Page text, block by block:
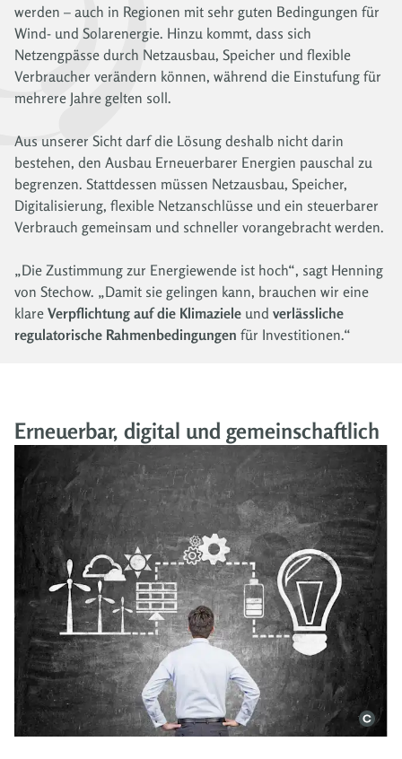
werden – auch in Regionen mit sehr guten Bedingungen für
Wind- und Solarenergie. Hinzu kommt, dass sich
Netzengpässe durch Netzausbau, Speicher und flexible
Verbraucher verändern können, während die Einstufung für
mehrere Jahre gelten soll.
Aus unserer Sicht darf die Lösung deshalb nicht darin
bestehen, den Ausbau Erneuerbarer Energien pauschal zu
begrenzen. Stattdessen müssen Netzausbau, Speicher,
Digitalisierung, flexible Netzanschlüsse und ein steuerbarer
Verbrauch gemeinsam und schneller vorangebracht werden.
„Die Zustimmung zur Energiewende ist hoch“, sagt Henning
von Stechow. „Damit sie gelingen kann, brauchen wir eine
klare Verpflichtung auf die Klimaziele und verlässliche
regulatorische Rahmenbedingungen für Investitionen.“
Erneuerbar, digital und gemeinschaftlich